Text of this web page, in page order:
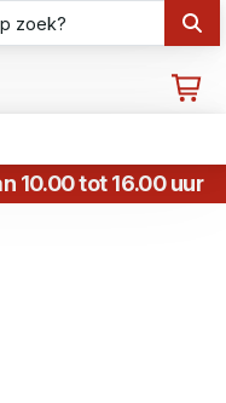
10.00 tot 16.00 uur